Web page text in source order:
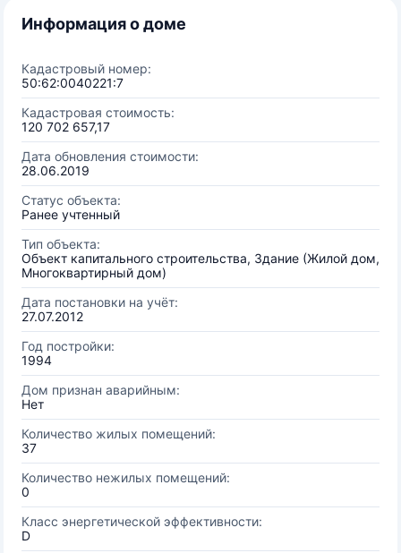
Информация о доме
Кадастровый номер:
50:62:0040221:7
Кадастровая стоимость:
120 702 657,17
Дата обновления стоимости:
28.06.2019
Статус объекта:
Ранее учтенный
Тип объекта:
Объект капитального строительства, Здание (Жилой дом,
Многоквартирный дом)
Дата постановки на учёт:
27.07.2012
Год постройки:
1994
Дом признан аварийным:
Нет
Количество жилых помещений:
37
Количество нежилых помещений:
0
Класс энергетической эффективности:
D